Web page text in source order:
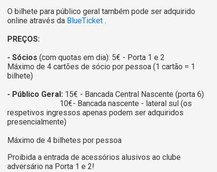
O bilhete para público geral também pode ser adquirido
online através da BlueTicket .
PREÇOS:
- Sócios (com quotas em dia): 5€ - Porta 1 e 2
Máximo de 4 cartões de sócio por pessoa (1 cartão = 1
bilhete)
- Público Geral: 15€ - Bancada Central Nascente (porta 6)
10€- Bancada nascente - lateral sul (os
respetivos ingressos apenas podem ser adquiridos
presencialmente)
Máximo de 4 bilhetes por pessoa
Proibida a entrada de acessórios alusivos ao clube
adversário na Porta 1 e 2!